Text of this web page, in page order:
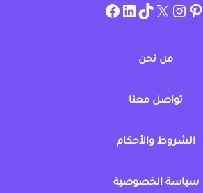
pinterest
allcouponat
twitter
TikTok
linkedin
facebook
من نحن
تواصل معنا
الشروط والأحكام
سياسة الخصوصية